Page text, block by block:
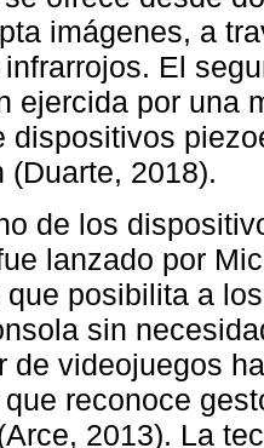
imágenes, a
El
ejercida por una
dispositivos
(Duarte, 2018).
de los
lanzado por
posibilita a
sin
de videojuegos
reconoce
2013). La